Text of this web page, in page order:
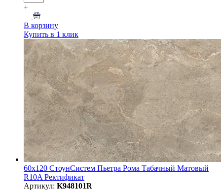
+
В корзину
Купить в 1 клик
60x120 СтоунСистем Пьетра Рома Табачный Матовый
R10A Ректификат
Артикул: K948101R